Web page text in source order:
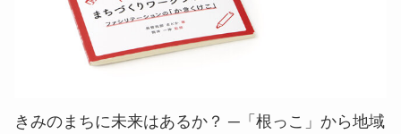
きみのまちに未来はあるか？ ─「根っこ」から地域